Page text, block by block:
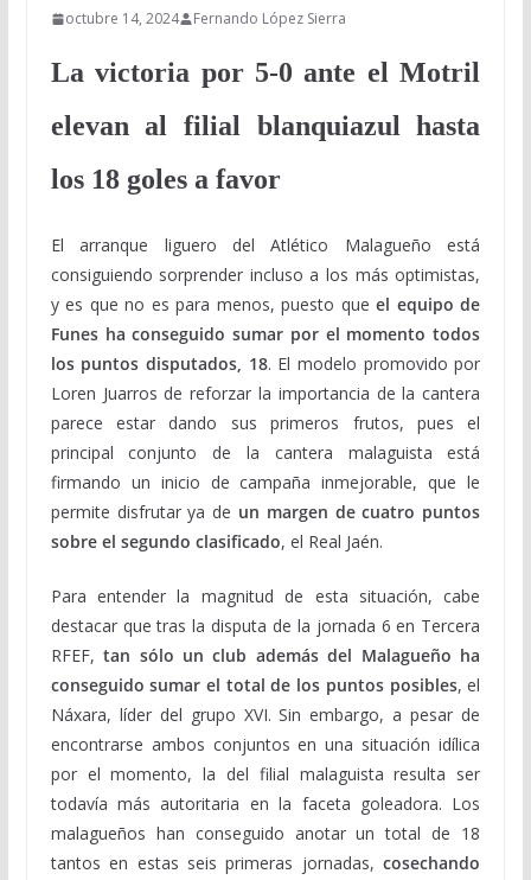
octubre 14, 2024 Fernando López Sierra
La victoria por 5-0 ante el Motril
elevan al filial blanquiazul hasta
los 18 goles a favor
El arranque liguero del Atlético Malagueño está
consiguiendo sorprender incluso a los más optimistas,
y es que no es para menos, puesto que el equipo de
Funes ha conseguido sumar por el momento todos
los puntos disputados, 18. El modelo promovido por
Loren Juarros de reforzar la importancia de la cantera
parece estar dando sus primeros frutos, pues el
principal conjunto de la cantera malaguista está
firmando un inicio de campaña inmejorable, que le
permite disfrutar ya de un margen de cuatro puntos
sobre el segundo clasificado, el Real Jaén.
Para entender la magnitud de esta situación, cabe
destacar que tras la disputa de la jornada 6 en Tercera
RFEF, tan sólo un club además del Malagueño ha
conseguido sumar el total de los puntos posibles, el
Náxara, líder del grupo XVI. Sin embargo, a pesar de
encontrarse ambos conjuntos en una situación idílica
por el momento, la del filial malaguista resulta ser
todavía más autoritaria en la faceta goleadora. Los
malagueños han conseguido anotar un total de 18
tantos en estas seis primeras jornadas,cosechando